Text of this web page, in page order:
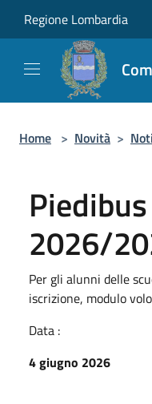
Regione Lombardia
Home > Novità >
2026/
Per gli alunni delle
iscrizione, modulo
Data :
4 giugno 2026